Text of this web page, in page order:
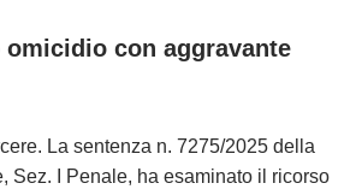
con aggravante
La sentenza n. 7275/2025 della
Sez. I Penale, ha esaminato il ricorso